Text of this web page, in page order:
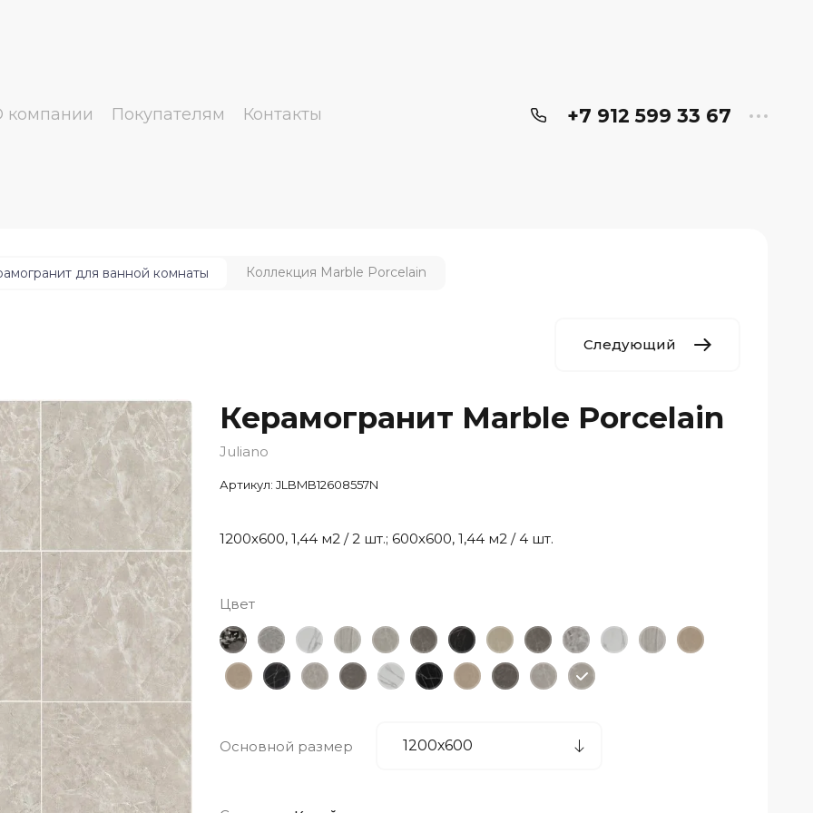
компании Покупателям Контакты +7 912 599 33 67
для ванной комнаты Коллекция Marble Porcelain
Следующий
Керамогранит Marble Porcelain
Juliano
Артикул: JLBMB12608557N
1200х600, 1,44 м2 / 2 шт.; 600х600, 1,44 м2 / 4 шт.
Цвет
Основной размер